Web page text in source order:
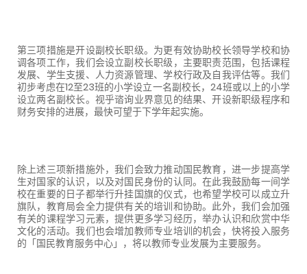
第三项措施是开设副校长职级。为更有效协助校长领导学校和协
调各项工作，我们会设立副校长职级，主要职责范围，包括课程
发展、学生支援、人力资源管理、学校行政及自我评估等。我们
初步考虑在12至23班的小学设立一名副校长， 24班或以上的小学
设立两名副校长。视乎谘询业界意见的结果、开设新职级程序和
财务安排的进展，最快可望于下学年起实施。
除上述三项新措施外，我们会致力推动国民教育，进一步提高学
生对国家的认识，以及对国民身份的认同。在此我鼓励每一间学
校在重要的日子都举行升挂国旗的仪式，也希望学校可以成立升
旗队，教育局会全力提供有关的培训和协助。此外，我们会加强
有关的课程学习元素，提供更多学习经历，举办认识和欣赏中华
文化的活动。我们也会增加教师专业培训的机会，快将投入服务
的「国民教育服务中心」，将以教师专业发展为主要服务。